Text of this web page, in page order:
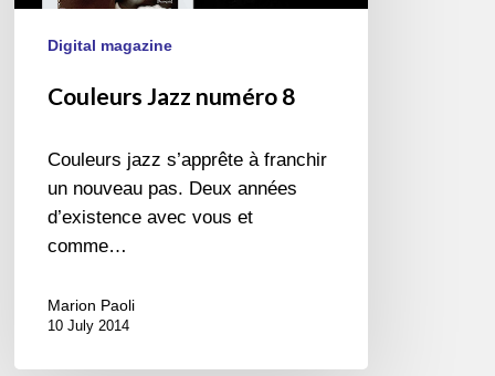
Digital magazine
Couleurs Jazz numéro 8
Couleurs jazz s’apprête à franchir
un nouveau pas. Deux années
d’existence avec vous et
comme…
Marion Paoli
10 July 2014